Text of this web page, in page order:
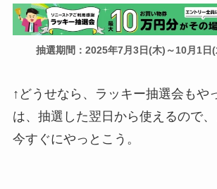
抽選期間：2025年7月3日(木)～10月1日(
↑どうせなら、ラッキー抽選会もや
は、抽選した翌日から使えるので、
今すぐにやっとこう。